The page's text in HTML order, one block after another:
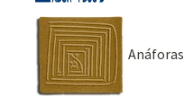
Anáforas